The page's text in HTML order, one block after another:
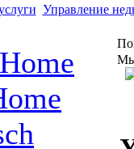
Управление
Мы